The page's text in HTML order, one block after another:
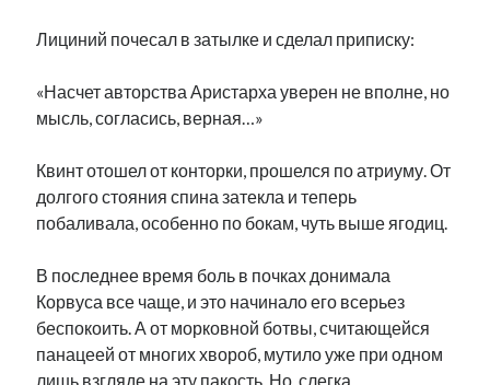
Лициний почесал в затылке и сделал приписку:
«Насчет авторства Аристарха уверен не вполне, но
мысль, согласись, верная…»
Квинт отошел от конторки, прошелся по атриуму. От
долгого стояния спина затекла и теперь
побаливала, особенно по бокам, чуть выше ягодиц.
В последнее время боль в почках донимала
Корвуса все чаще, и это начинало его всерьез
беспокоить. А от морковной ботвы, считающейся
панацеей от многих хвороб, мутило уже при одном
лишь взгляде на эту пакость. Но, слегка